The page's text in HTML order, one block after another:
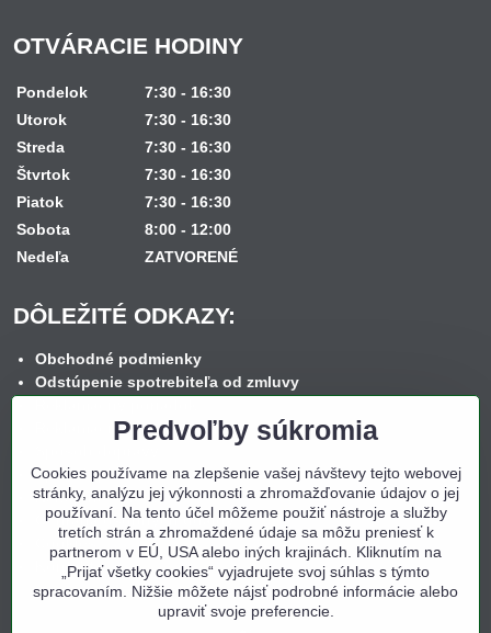
OTVÁRACIE HODINY
Pondelok
7:30 - 16:30
Utorok
7:30 - 16:30
Streda
7:30 - 16:30
Štvrtok
7:30 - 16:30
Piatok
7:30 - 16:30
Sobota
8:00 - 12:00
Nedeľa
ZATVORENÉ
DÔLEŽITÉ ODKAZY:
Obchodné podmienky
Odstúpenie spotrebiteľa od zmluvy
Reklamačný formulár
Spôsob platby
Nákup na splátky
Ochrana osobných údajov
Cookies
Kontakt
Predvoľby súkromia
Cookies používame na zlepšenie vašej návštevy tejto webovej
stránky, analýzu jej výkonnosti a zhromažďovanie údajov o jej
používaní. Na tento účel môžeme použiť nástroje a služby
tretích strán a zhromaždené údaje sa môžu preniesť k
partnerom v EÚ, USA alebo iných krajinách. Kliknutím na
„Prijať všetky cookies“ vyjadrujete svoj súhlas s týmto
spracovaním. Nižšie môžete nájsť podrobné informácie alebo
upraviť svoje preferencie.